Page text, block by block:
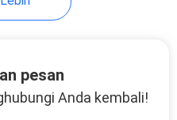
Udara
pesan
Anda kembali!